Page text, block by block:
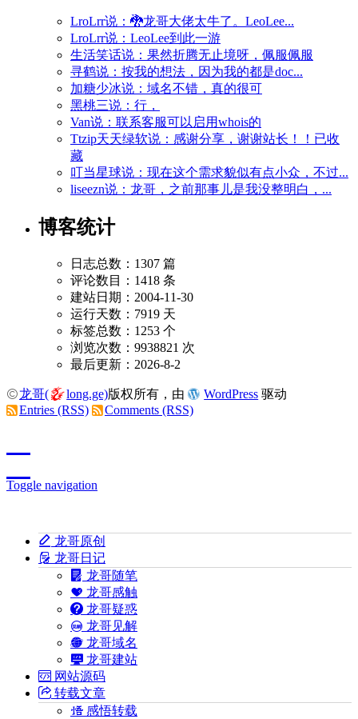
LroLrr说：🐉龙哥大佬太牛了。LeoLee...
LroLrr说：LeoLee到此一游
生活笑话说：果然折腾无止境呀，佩服佩服
寻鹤说：按我的想法，因为我的都是doc...
加糖少冰说：域名不错，真的很可
黑桃三说：行，
Van说：联系客服可以启用whois的
Ttzip天天绿软说：感谢分享，谢谢站长！！已收
藏
叮当星球说：现在这个需求貌似有点小众，不过...
liseezn说：龙哥，之前那事儿是我没整明白，...
博客统计
日志总数：1307 篇
评论数目：1418 条
建站日期：2004-11-30
运行天数：7919 天
标签总数：1253 个
浏览次数：9938821 次
最后更新：2026-8-2
龙哥( long.ge)版权所有，由 WordPress 驱动
Entries (RSS)
Comments (RSS)
Toggle navigation
龙哥原创
龙哥日记
龙哥随笔
龙哥感触
龙哥疑惑
龙哥见解
龙哥域名
龙哥建站
网站源码
转载文章
感悟转载